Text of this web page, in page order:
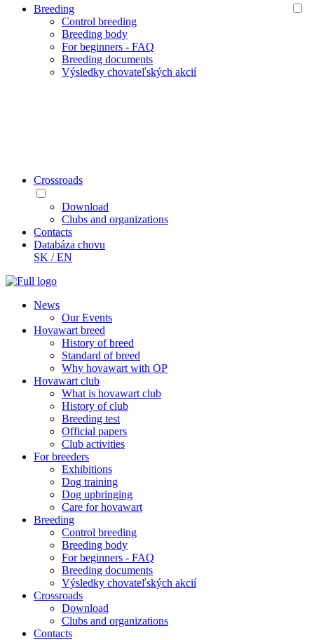
Breeding
Control breeding
Breeding body
For beginners - FAQ
Breeding documents
Výsledky chovateľských akcií
Crossroads
Download
Clubs and organizations
Contacts
Databáza chovu
SK /EN
News
Our Events
Hovawart breed
History of breed
Standard of breed
Why hovawart with OP
Hovawart club
What is hovawart club
History of club
Breeding test
Official papers
Club activities
For breeders
Exhibitions
Dog training
Dog upbringing
Care for hovawart
Breeding
Control breeding
Breeding body
For beginners - FAQ
Breeding documents
Výsledky chovateľských akcií
Crossroads
Download
Clubs and organizations
Contacts